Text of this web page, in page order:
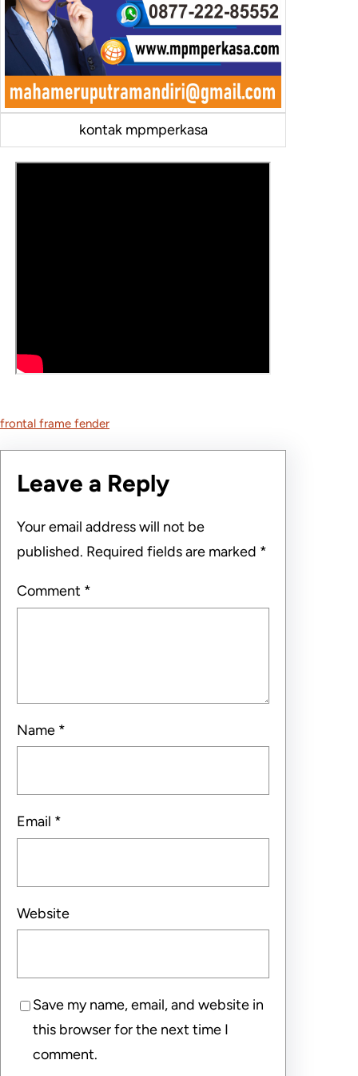
kontak mpmperkasa
frontal frame fender
Leave a Reply
Your email address will not be
published. Required fields are marked *
Comment *
Name *
Email *
Website
Save my name, email, and website in
this browser for the next time I
comment.